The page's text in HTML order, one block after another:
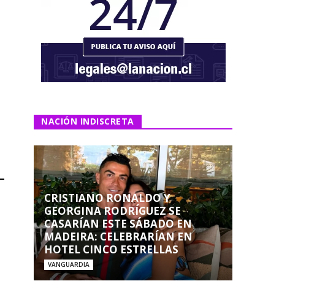
NACIÓN INDISCRETA
CRISTIANO RONALDO Y
GEORGINA RODRÍGUEZ SE
CASARÍAN ESTE SÁBADO EN
MADEIRA: CELEBRARÍAN EN
HOTEL CINCO ESTRELLAS
VANGUARDIA